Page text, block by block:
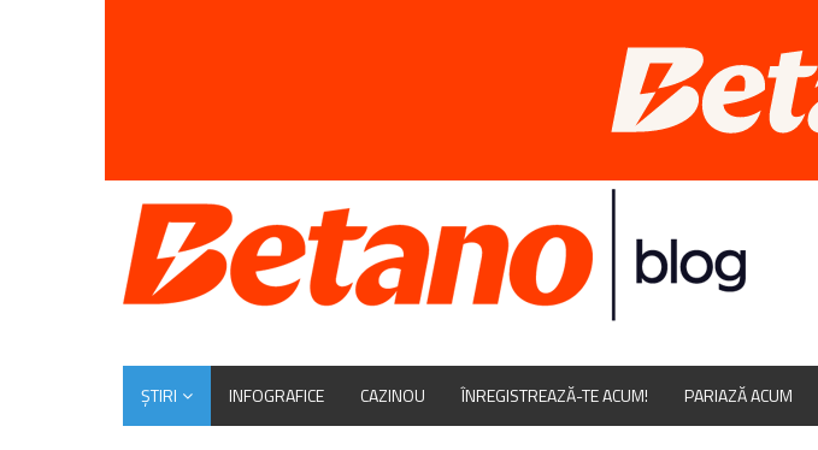
ȘTIRI INFOGRAFICE CAZINOU ÎNREGISTREAZĂ-TE ACUM! PARIAZĂ ACUM